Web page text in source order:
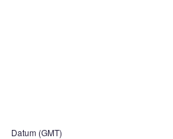
Datum (GMT)